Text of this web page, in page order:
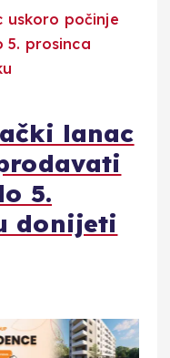
lanac
5.
donijeti